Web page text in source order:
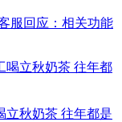
服回应：相关功能
立秋奶茶 往年都是